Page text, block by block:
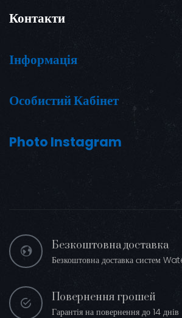
Контакти
Інформація
Особистий Кабінет
Photo Instagram
Безкоштовна доставка
Безкоштовна доставка систем
Повернення грошей
Гарантія на повернення до 14 днів